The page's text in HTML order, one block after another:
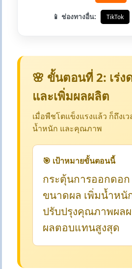
📱 ช่องทางอื่น: TikTok
🌸 ขั้นตอนที่ 2: เร่ง
และเพิ่มผลผลิต
เมื่อพืชโตแข็งแรงแล้ว ก็ถึงเ
น้ำหนัก และคุณภาพ
🎯 เป้าหมายขั้นตอนนี้
กระตุ้นการออกดอก
ขนาดผล เพิ่มน้ำหนั
ปรับปรุงคุณภาพผล
ผลตอบแทนสูงสุด